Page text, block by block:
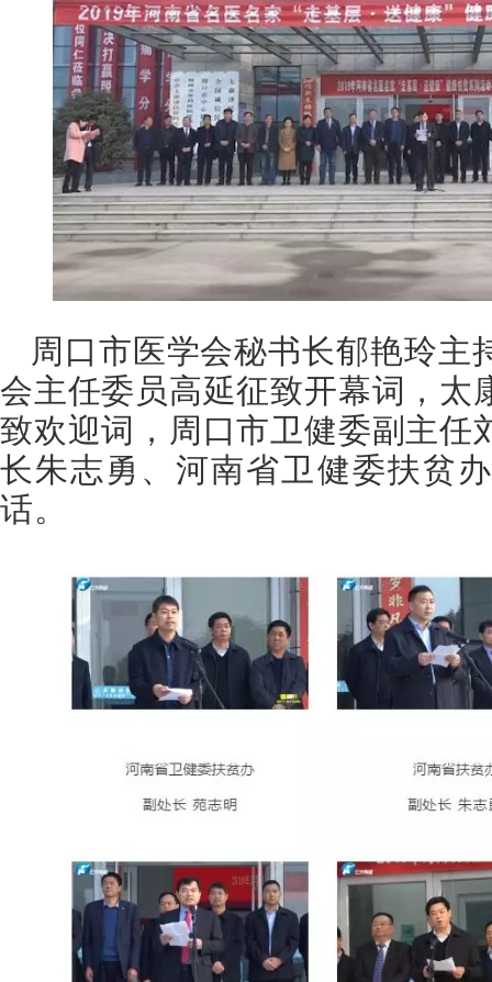
周口市医学会秘书长郁艳玲主
会主任委员高延征致开幕词，太
致欢迎词，周口市卫健委副主任
长朱志勇、河南省卫健委扶贫
话。